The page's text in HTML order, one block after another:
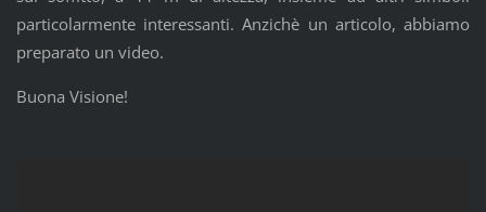
particolarmente interessanti. Anzichè un articolo, abbiamo
preparato un video.
Buona Visione!